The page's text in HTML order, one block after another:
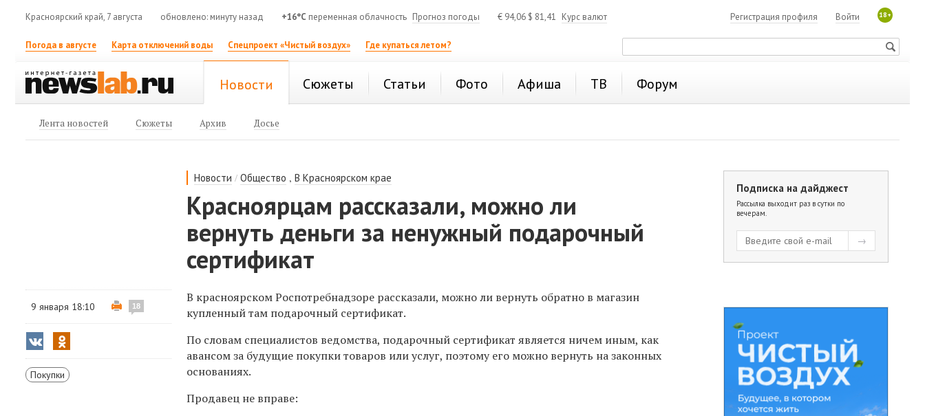
Красноярский край, 7 августа обновлено: минуту назад +16°C переменная облачность Прогноз погоды € 94,06 $ 81,41 Курс валют 18+
Войти
Регистрация профиля
Погода в августе Карта отключений воды Спецпроект «Чистый воздух» Где купаться летом?
Новости Сюжеты Статьи Фото Афиша ТВ Форум
Лента новостей Сюжеты Архив Досье
Новости /Общество ,В Красноярском крае
Красноярцам рассказали, можно ли
вернуть деньги за ненужный подарочный
сертификат
9 января 18:10 18
Покупки
В красноярском Роспотребнадзоре рассказали, можно ли вернуть обратно в магазин
купленный там подарочный сертификат.
По словам специалистов ведомства, подарочный сертификатявляется ничем иным, как
авансом за будущие покупки товаров или услуг, поэтому его можно вернуть на законных
основаниях.
Продавец не вправе:
Подписка на дайджест
Рассылка выходит раз в сутки по
вечерам.